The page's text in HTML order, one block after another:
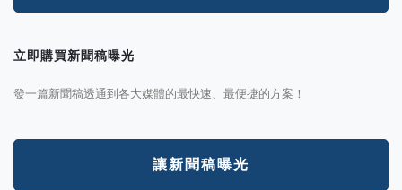
立即購買新聞稿曝光
發一篇新聞稿透通到各大媒體的最快速、最便捷的方案！
讓新聞稿曝光